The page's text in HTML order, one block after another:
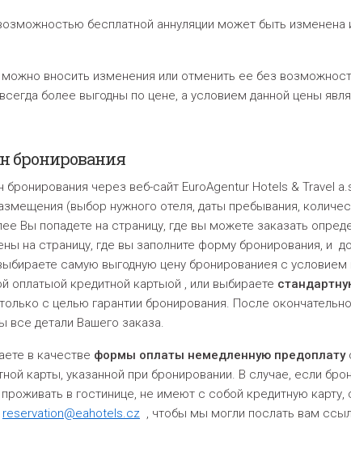
бесплатной аннуляции может быть изменена
можно вносить изменения или отменить ее без
более выгодны по цене, а условием данной цены
бронирования
через веб-сайт EuroAgentur Hotels & Travel
(выбор нужного отеля, даты пребывания,
Вы попадете на страницу, где вы можете заказать
на страницу, где вы заполните форму бронирования, и
самую выгодную цену бронированиея с условием
оплатыой кредитной картыой , или выбираете стандартн
с целью гарантии бронирования. После
все детали Вашего заказа.
в качестве формы оплаты немедленную предоплату
карты, указанной при бронировании. В случае, если
в гостинице, не имеют с собой кредитную
reservation@eahotels.cz , чтобы мы могли послать вам